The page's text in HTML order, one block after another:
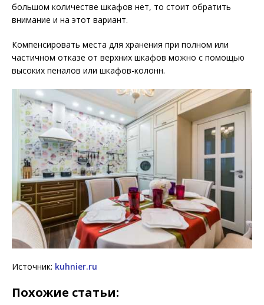
большом количестве шкафов нет, то стоит обратить
внимание и на этот вариант.
Компенсировать места для хранения при полном или
частичном отказе от верхних шкафов можно с помощью
высоких пеналов или шкафов-колонн.
Источник: kuhnier.ru
Похожие статьи: